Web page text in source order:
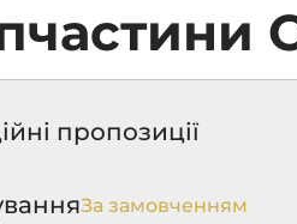
пропозиції